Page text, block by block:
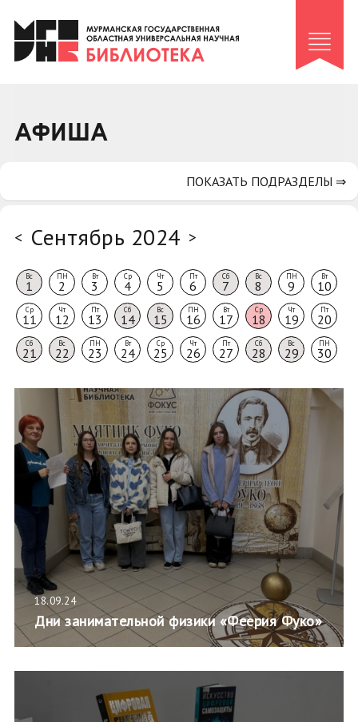
Клуб «Гиря и сельдерей»
Клуб «Семейный архив»
Коллегам
АФИША
< Сентябрь 2024 >
Вс
1
ПН
2
Вт
3
Ср
4
Чт
5
Пт
6
Сб
7
Вс
8
ПН
9
Вт
10
Ср
11
Чт
12
Пт
13
Сб
14
Вс
15
ПН
16
Вт
17
Ср
18
Чт
19
Пт
20
Сб
21
Вс
22
ПН
23
Вт
24
Ср
25
Чт
26
Пт
27
Сб
28
Вс
29
ПН
30
18.09.24
Дни занимательной физики «Феерия Фуко»
ПОКАЗАТЬ ПОДРАЗДЕЛЫ ⇒